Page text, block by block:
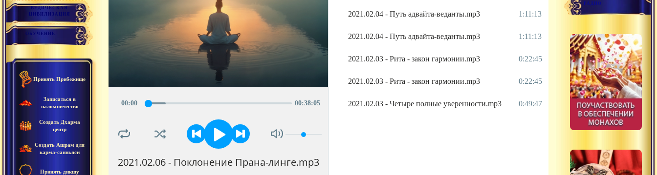
ВЕДИЧЕСКАЯ
ЦИВИЛИЗАЦИЯ
ОБУЧЕНИЕ
Принять Прибежище
Записаться в
паломничество
Создать Дхарма
центр
Создать Ашрам для
карма-санньяси
Принять дикшу
00:00 00:38:05
2021.02.06 - Поклонение Прана-линге.mp3
2021.02.04 - Путь адвайта-веданты.mp3 1:11:13
2021.02.04 - Путь адвайта-веданты.mp3 1:11:13
2021.02.03 - Рита - закон гармонии.mp3 0:22:45
2021.02.03 - Рита - закон гармонии.mp3 0:22:45
2021.02.03 - Четыре полные уверенности.mp3 0:49:47
РАДИО